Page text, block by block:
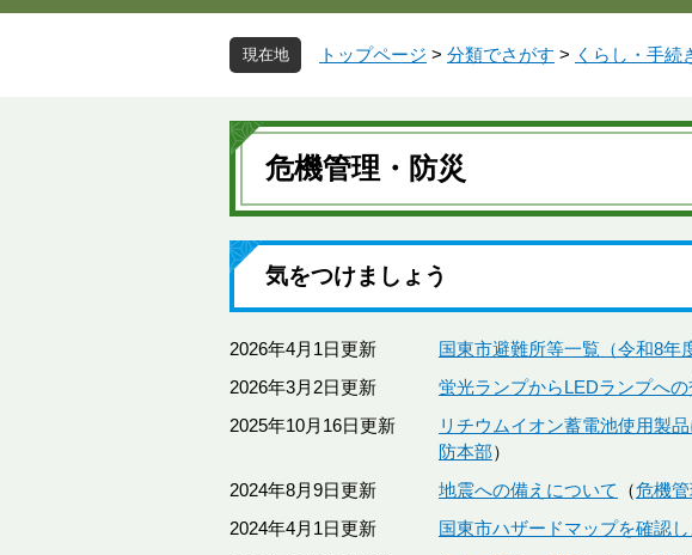
ム
トップページ > 分類でさがす > くらし・手続
本
文
危機管理・防災
気をつけましょう
2026年4月1日更新 国東市避難所等一覧（令和8年
2026年3月2日更新
蛍光ランプからLEDランプへ
2025年10月16日更新
リチウムイオン蓄電池使用製
防本部
2024年8月9日更新
地震への備えについて
危機
2024年4月1日更新
国東市ハザードマップを確認し